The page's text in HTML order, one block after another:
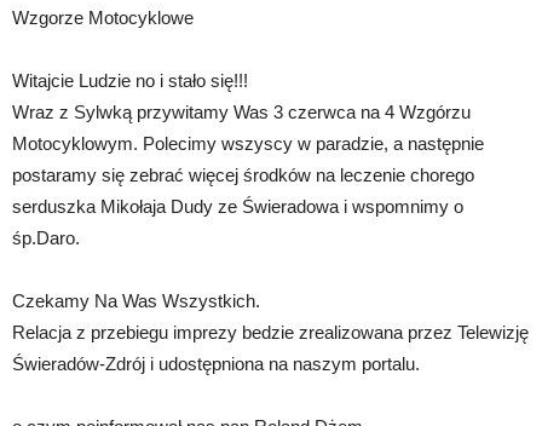
Wzgorze Motocyklowe
Witajcie Ludzie no i stało się!!!
Wraz z Sylwką przywitamy Was 3 czerwca na 4 Wzgórzu
Motocyklowym. Polecimy wszyscy w paradzie, a następnie
postaramy się zebrać więcej środków na leczenie chorego
serduszka Mikołaja Dudy ze Świeradowa i wspomnimy o
śp.Daro.
Czekamy Na Was Wszystkich.
Relacja z przebiegu imprezy bedzie zrealizowana przez Telewizję
Świeradów-Zdrój i udostępniona na naszym portalu.